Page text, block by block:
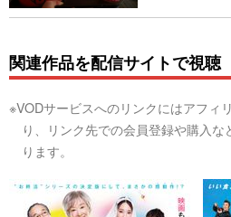
関連作品を配信サイトで視聴
※VODサービスへのリンクにはアフィ
り、リンク先での会員登録や購入
ります。